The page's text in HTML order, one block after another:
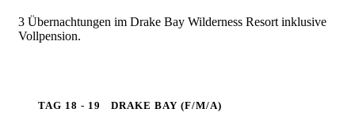
3 Übernachtungen im Drake Bay Wilderness Resort inklusive
Vollpension.
TAG 18 - 19 DRAKE BAY (F/M/A)